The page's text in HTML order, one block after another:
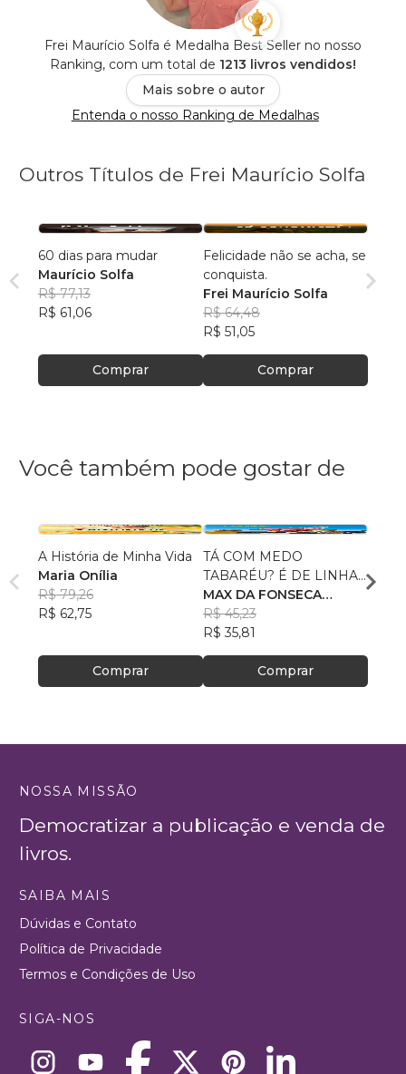
Frei Maurício Solfa é Medalha Best Seller no nosso
Ranking, com um total de 1213 livros vendidos!
Mais sobre o autor
Entenda o nosso Ranking de Medalhas
Outros Títulos de Frei Maurício Solfa
60 dias para mudar
Maurício Solfa
R$ 77,13
R$ 61,06
Comprar
Felicidade não se acha, se
conquista.
Frei Maurício Solfa
R$ 64,48
R$ 51,05
Comprar
Você também pode gostar de
A História de Minha Vida
Maria Onília
R$ 79,26
R$ 62,75
Comprar
TÁ COM MEDO
TABARÉU? É DE LINHA,
DE CARRETEL.
MAX DA FONSECA
CARDOSO
R$ 45,23
R$ 35,81
Comprar
Gelo
NOSSA MISSÃO
Democratizar a publicação e venda de
livros.
SAIBA MAIS
Dúvidas e Contato
Política de Privacidade
Termos e Condições de Uso
SIGA-NOS